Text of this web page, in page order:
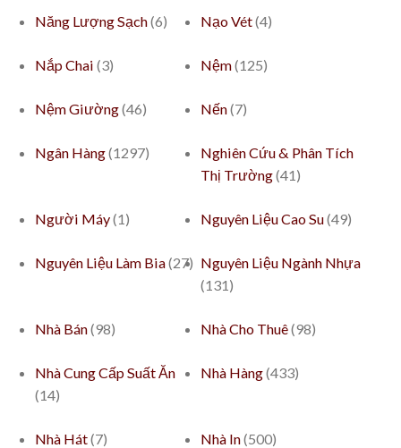
Năng Lượng Sạch(6) Nạo Vét(4)
Nắp Chai (3) Nệm(125)
Nệm Giường(46) Nến(7)
Ngân Hàng(1297)
Nghiên Cứu & Phân Tích
Thị Trường(41)
Người Máy(1) Nguyên Liệu Cao Su(49)
Nguyên Liệu Làm Bia(27) Nguyên Liệu Ngành Nhựa
(131)
Nhà Bán(98) Nhà Cho Thuê(98)
Nhà Cung Cấp Suất Ăn
(14)
Nhà Hàng(433)
Nhà Hát(7) Nhà In(500)